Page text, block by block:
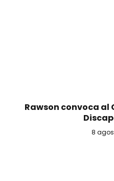
Rawson convoca al
8